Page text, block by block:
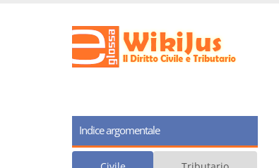
Indice argomentale